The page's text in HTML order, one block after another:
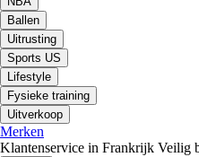
Ballen
Uitrusting
Sports US
Lifestyle
Fysieke training
Uitverkoop
Merken
Klantenservice in Frankrijk Veilig